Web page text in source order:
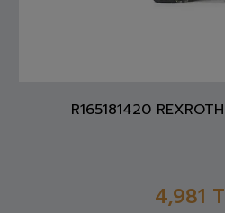
R165181420
4,981